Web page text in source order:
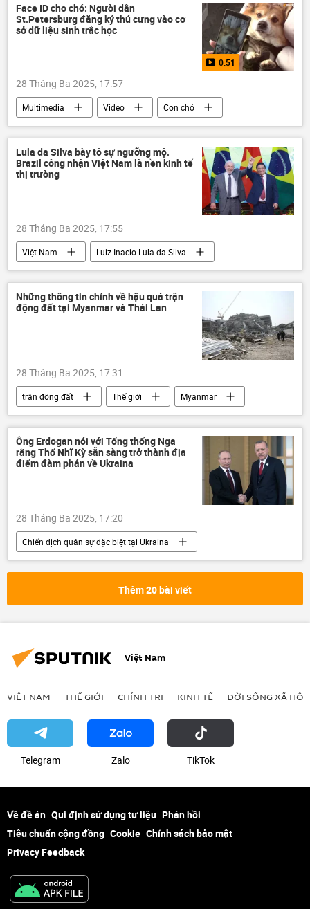
Face ID cho chó: Người dân
St.Petersburg đăng ký thú cưng vào cơ
sở dữ liệu sinh trắc học
0:51
28 Tháng Ba 2025, 17:57
Multimedia Video
Con chó
Nga
Xã hội
Thế giới
Face ID
Lula da Silva bày tỏ sự ngưỡng mộ.
Brazil công nhận Việt Nam là nền kinh tế
thị trường
28 Tháng Ba 2025, 17:55
Việt Nam
Luiz Inacio Lula da Silva
Brazil
Phạm Minh Chính
Chính trị
hợp tác
Kinh tế
Những thông tin chính về hậu quả trận
động đất tại Myanmar và Thái Lan
28 Tháng Ba 2025, 17:31
trận động đất Thế giới
Myanmar
Thái Lan
Bangkok
Thời sự
chuyên gia
Quan điểm-Ý kiến
Ông Erdogan nói với Tổng thống Nga
rằng Thổ Nhĩ Kỳ sẵn sàng trở thành địa
điểm đàm phán về Ukraina
28 Tháng Ba 2025, 17:20
Chiến dịch quân sự đặc biệt tại Ukraina
Vladimir Putin
Nga
Thổ Nhĩ Kỳ
Cuộc khủng hoảng ở Ukraina
Tayyip Erdogan
đàm phán
Thêm 20 bài viết
Việt Nam
VIỆT NAM THẾ GIỚI CHÍNH TRỊ KINH TẾ ĐỜI SỐNG XÃ HỘI
Telegram Zalo ТikТоk
Về đề án Qui định sử dụng tư liệu Phản hồi
Tiêu chuẩn cộng đồng Cookie Chính sách bảo mật
Privacy Feedback